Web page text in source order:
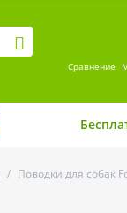
Сравнение
/ Поводки для собак